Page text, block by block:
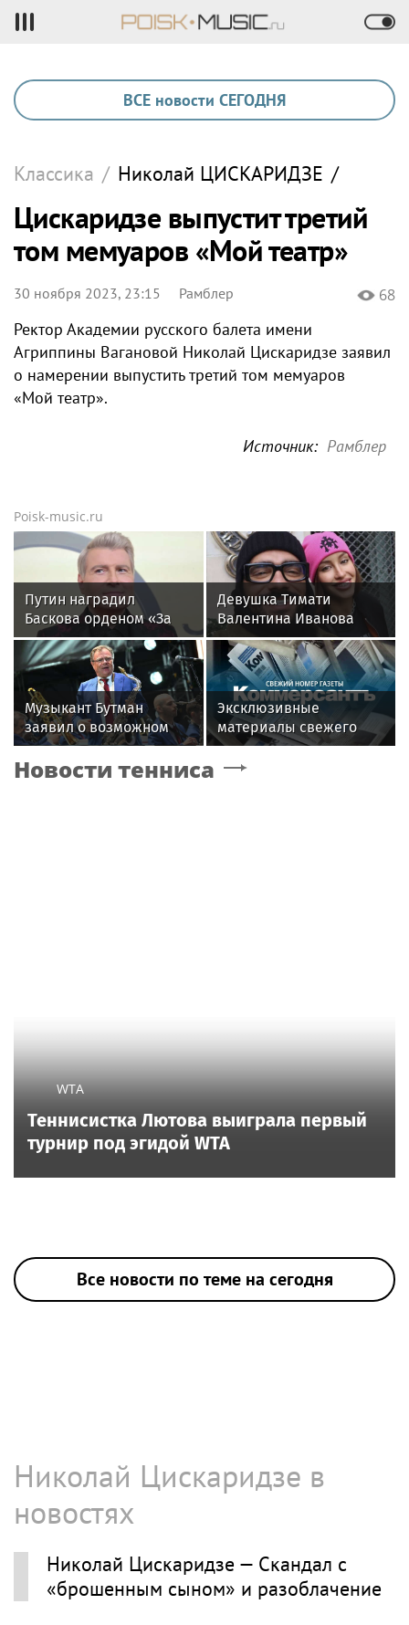
ВСЕ новости СЕГОДНЯ
Классика / Николай ЦИСКАРИДЗЕ /
Цискаридзе выпустит третий
том мемуаров «Мой театр»
30 ноября 2023, 23:15 Рамблер 68
Ректор Академии русского балета имени
Агриппины Вагановой Николай Цискаридзе заявил
о намерении выпустить третий том мемуаров
«Мой театр».
Источник: Рамблер
Poisk-music.ru
Путин наградил
Баскова орденом «За
заслуги перед
Отечеством» IV степени
Девушка Тимати
Валентина Иванова
снялась с годовалой
дочерью в парной
фотосессии
Музыкант Бутман
заявил о возможном
появлении первого в
России джазового вуза
Эксклюзивные
материалы свежего
номера газеты
«Коммерсантъ»:
Новости тенниса
WTA
Теннисистка Лютова выиграла первый
турнир под эгидой WTA
Все новости по теме на сегодня
Николай Цискаридзе в
новостях
Николай Цискаридзе — Скандал с
«брошенным сыном» и разоблачение